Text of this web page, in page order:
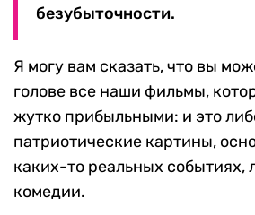
безубыточности.
Я могу вам сказать, что вы
голове все наши фильмы,
жутко прибыльными: и это
патриотические картины,
каких-то реальных событиях,
комедии.